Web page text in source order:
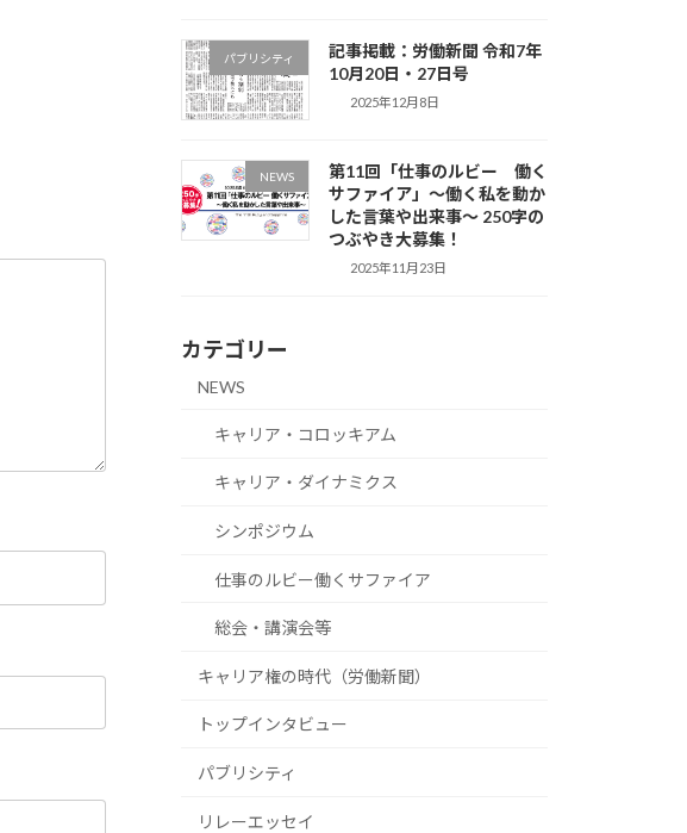
パブリシティ
記事掲載：労働新聞 令和7年
10月20日・27日号
2025年12月8日
NEWS
第11回「仕事のルビー 働く
サファイア」～働く私を動か
した言葉や出来事～ 250字の
つぶやき大募集！
2025年11月23日
カテゴリー
NEWS
キャリア・コロッキアム
キャリア・ダイナミクス
シンポジウム
仕事のルビー働くサファイア
総会・講演会等
キャリア権の時代（労働新聞）
トップインタビュー
パブリシティ
リレーエッセイ